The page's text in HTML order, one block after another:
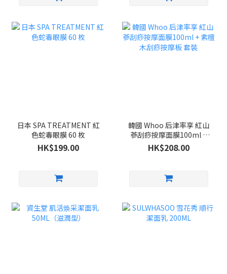
日本 SPA TREATMENT 紅
色蛇毒眼膜 60 枚
HK$199.00
韓國 Whoo 后津率享 紅山
蔘刮痧按摩面膜100ml +
紫檀木刮痧按摩板 套裝
HK$208.00